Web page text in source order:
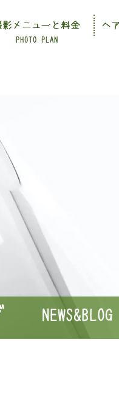
PHOTO PLAN
影メニューと料金 ヘ
NEWS&BLOG